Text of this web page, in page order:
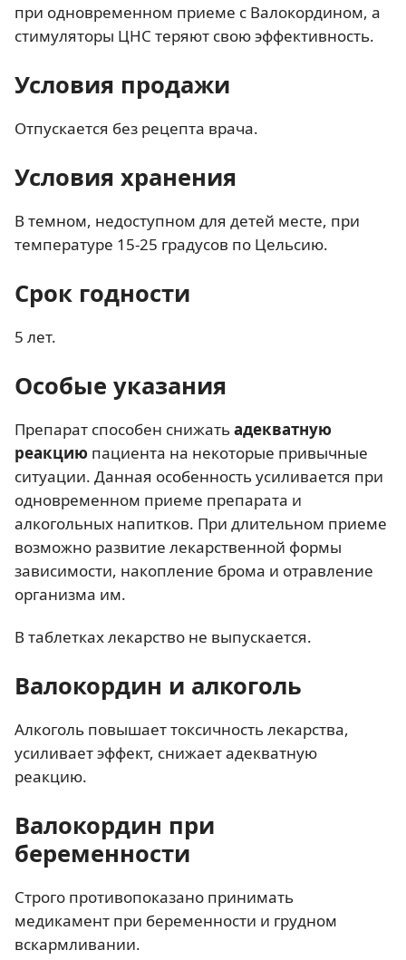
при одновременном приеме с Валокордином, а
стимуляторы ЦНС теряют свою эффективность.
Условия продажи
Отпускается без рецепта врача.
Условия хранения
В темном, недоступном для детей месте, при
температуре 15-25 градусов по Цельсию.
Срок годности
5 лет.
Особые указания
Препарат способен снижатьадекватную
реакцию пациента на некоторые привычные
ситуации. Данная особенность усиливается при
одновременном приеме препарата и
алкогольных напитков. При длительном приеме
возможно развитие лекарственной формы
зависимости, накопление брома и отравление
организма им.
В таблетках лекарство не выпускается.
Валокордин и алкоголь
Алкоголь повышает токсичность лекарства,
усиливает эффект, снижает адекватную
реакцию.
Валокордин при
беременности
Строго противопоказано принимать
медикамент при беременности и грудном
вскармливании.